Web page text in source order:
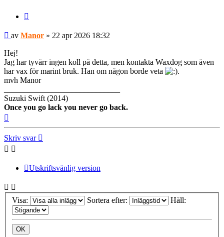
Inlägg
av Manor » 22 apr 2026 18:32
Hej!
Jag har tyvärr ingen koll på detta, men kontakta Waxdog som även
har vax för marint bruk. Han om någon borde veta
.
mvh Manor
Suzuki Swift (2014)
Once you go lack you never go back.
Skriv svar
Utskriftsvänlig version
Visa: Sortera efter: Håll: